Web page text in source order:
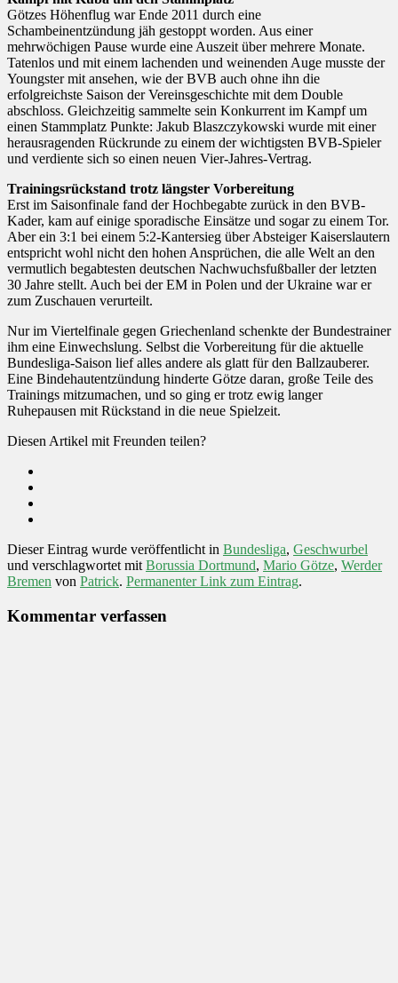
Götzes Höhenflug war Ende 2011 durch eine
Schambeinentzündung jäh gestoppt worden. Aus einer
mehrwöchigen Pause wurde eine Auszeit über mehrere Monate.
Tatenlos und mit einem lachenden und weinenden Auge musste der
Youngster mit ansehen, wie der BVB auch ohne ihn die
erfolgreichste Saison der Vereinsgeschichte mit dem Double
abschloss. Gleichzeitig sammelte sein Konkurrent im Kampf um
einen Stammplatz Punkte: Jakub Blaszczykowski wurde mit einer
herausragenden Rückrunde zu einem der wichtigsten BVB-Spieler
und verdiente sich so einen neuen Vier-Jahres-Vertrag.
Trainingsrückstand trotz längster Vorbereitung
Erst im Saisonfinale fand der Hochbegabte zurück in den BVB-
Kader, kam auf einige sporadische Einsätze und sogar zu einem Tor.
Aber ein 3:1 bei einem 5:2-Kantersieg über Absteiger Kaiserslautern
entspricht wohl nicht den hohen Ansprüchen, die alle Welt an den
vermutlich begabtesten deutschen Nachwuchsfußballer der letzten
30 Jahre stellt. Auch bei der EM in Polen und der Ukraine war er
zum Zuschauen verurteilt.
Nur im Viertelfinale gegen Griechenland schenkte der Bundestrainer
ihm eine Einwechslung. Selbst die Vorbereitung für die aktuelle
Bundesliga-Saison lief alles andere als glatt für den Ballzauberer.
Eine Bindehautentzündung hinderte Götze daran, große Teile des
Trainings mitzumachen, und so ging er trotz ewig langer
Ruhepausen mit Rückstand in die neue Spielzeit.
Diesen Artikel mit Freunden teilen?
Dieser Eintrag wurde veröffentlicht in Bundesliga, Geschwurbel
und verschlagwortet mitBorussia Dortmund, Mario Götze, Werder
Bremen von Patrick. Permanenter Link zum Eintrag.
Kommentar verfassen